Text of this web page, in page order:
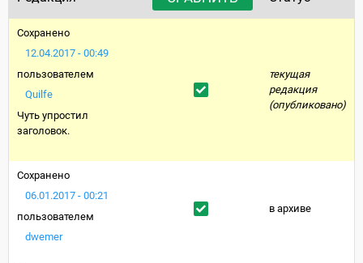
Сохранено
12.04.2017 - 00:49
пользователем
Quilfe
Чуть упростил
заголовок.
текущая
редакция
(опубликовано)
Сохранено
06.01.2017 - 00:21
пользователем
dwemer
в архиве